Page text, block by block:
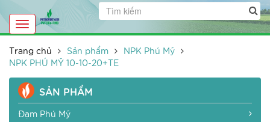
Toggle
navigation
Trang chủ
Sản phẩm
NPK Phú Mỹ
NPK PHÚ MỸ 10-10-20+TE
SẢN PHẨM
Đạm Phú Mỹ